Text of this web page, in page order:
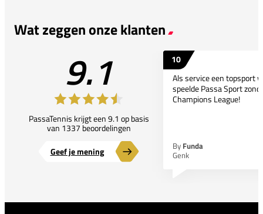
Wat zeggen onze klanten
9.1
PassaTennis krijgt een 9.1 op basis
van 1337 beoordelingen
Geef je mening
10
Als service een topsport
speelde Passa Sport
Champions League!
By Funda
Genk